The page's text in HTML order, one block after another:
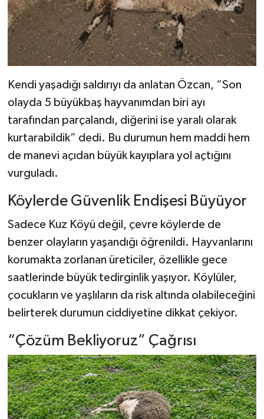
Kendi yaşadığı saldırıyı da anlatan Özcan, “Son
olayda 5 büyükbaş hayvanımdan biri ayı
tarafından parçalandı, diğerini ise yaralı olarak
kurtarabildik” dedi. Bu durumun hem maddi hem
de manevi açıdan büyük kayıplara yol açtığını
vurguladı.
Köylerde Güvenlik Endişesi Büyüyor
Sadece Kuz Köyü değil, çevre köylerde de
benzer olayların yaşandığı öğrenildi. Hayvanlarını
korumakta zorlanan üreticiler, özellikle gece
saatlerinde büyük tedirginlik yaşıyor. Köylüler,
çocukların ve yaşlıların da risk altında olabileceğini
belirterek durumun ciddiyetine dikkat çekiyor.
“Çözüm Bekliyoruz” Çağrısı